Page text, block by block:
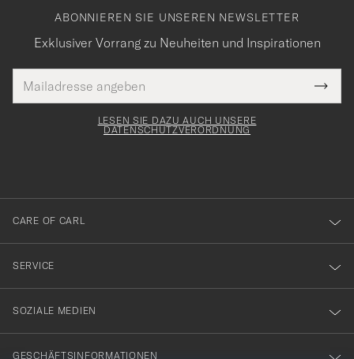
ABONNIEREN SIE UNSEREN NEWSLETTER
Exklusiver Vorrang zu Neuheiten und Inspirationen
Mail
Adresse
Tack
för
dig
till
vårt
nyhetsbrev!
LESEN SIE DAZU AUCH UNSERE
DATENSCHUTZVERORDNUNG
CARE OF CARL
SERVICE
SOZIALE MEDIEN
GESCHÄFTSINFORMATIONEN